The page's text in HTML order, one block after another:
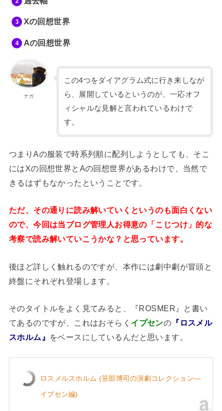
Xの回想世界
Aの回想世界
ナガ
この4つをダイアグラム式に行き来しなが
ら、展開しているというのが、一応オフ
ィシャルな見解と言われているわけで
す。
つまりAの服装で時系列順に配列しようとしても、そこ
にはXの回想世界とAの回想世界があるわけで、当然で
きるはずもなかったということです。
ただ、その通りに読み解いていくというのも面白くない
ので、今回は当ブログ管理人お得意の「こじつけ」的な
考察で読み解いていこうかな？と思っています。
後ほど詳しく触れるのですが、本作には劇中劇が冒頭と
終盤にそれぞれ登場します。
そのタイトルをよく見てみると、『ROSMER』と書い
てあるのですが、これはおそらく イプセンの 『ロスメル
スホルム』
をベースにしているんだと思います。
ロスメルスホルム (笹部博司の演劇コレクション―
イプセン編)